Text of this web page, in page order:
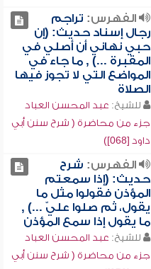
الفهرس: تراجم
رجال إسناد حديث: (إن
حبي نهاني أن أصلي في
المقبرة ...) , ما جاء في
المواضع التي لا تجوز فيها
الصلاة
للشيخ: عبد المحسن العباد
جزء من محاضرة ( شرح سنن أبي
داود [068])
الفهرس: شرح
حديث: (إذا سمعتم
المؤذن فقولوا مثل ما
يقول، ثم صلوا عليّ ...) ,
ما يقول إذا سمع المؤذن
للشيخ: عبد المحسن العباد
جزء من محاضرة ( شرح سنن أبي